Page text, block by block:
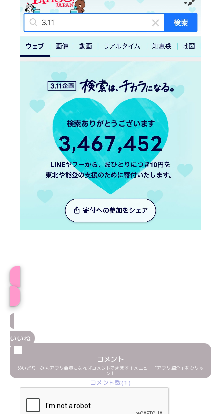
いいね
コメント
めいどりーみんアプリ会員になればコメントできます！メニュー「アプリ紹介」をクリッ
ク！
コメント数(1)